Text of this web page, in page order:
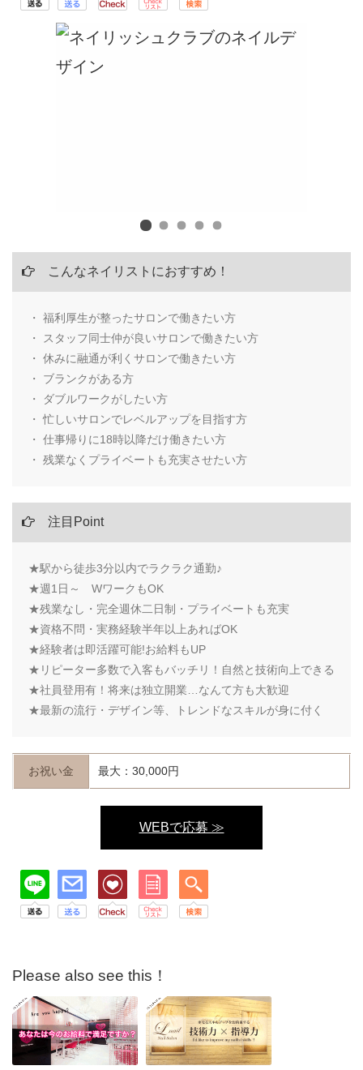
こんなネイリストにおすすめ！
・ 福利厚生が整ったサロンで働きたい方
・ スタッフ同士仲が良いサロンで働きたい方
・ 休みに融通が利くサロンで働きたい方
・ ブランクがある方
・ ダブルワークがしたい方
・ 忙しいサロンでレベルアップを目指す方
・ 仕事帰りに18時以降だけ働きたい方
・ 残業なくプライベートも充実させたい方
注目Point
★駅から徒歩3分以内でラクラク通勤♪
★週1日～ WワークもOK
★残業なし・完全週休二日制・プライベートも充実
★資格不問・実務経験半年以上あればOK
★経験者は即活躍可能!お給料もUP
★リピーター多数で入客もバッチリ！自然と技術向上できる
★社員登用有！将来は独立開業…なんて方も大歓迎
★最新の流行・デザイン等、トレンドなスキルが身に付く
お祝い金 最大：30,000円
WEBで応募 ≫
Please also see this！